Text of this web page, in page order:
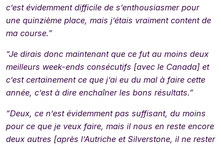
c’est évidemment difficile de s’enthousiasmer pour
une quinzième place, mais j’étais vraiment content de
ma course.”
“Je dirais donc maintenant que ce fut au moins deux
meilleurs week-ends consécutifs [avec le Canada] et
c’est certainement ce que j’ai eu du mal à faire cette
année, c’est à dire enchaîner les bons résultats.”
“Deux, ce n’est évidemment pas suffisant, du moins
pour ce que je veux faire, mais il nous en reste encore
deux autres [après l’Autriche et Silverstone, il ne rester